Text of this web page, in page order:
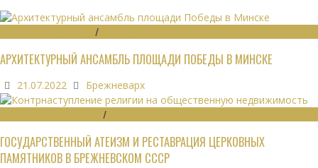
/
АРХИТЕКТУРНЫЙ АНСАМБЛЬ ПЛОЩАДИ ПОБЕДЫ В МИНСКЕ
21.07.2022 Брежневарх
/
ГОСУДАРСТВЕННЫЙ АТЕИЗМ И РЕСТАВРАЦИЯ ЦЕРКОВНЫХ
ПАМЯТНИКОВ В БРЕЖНЕВСКОМ СССР